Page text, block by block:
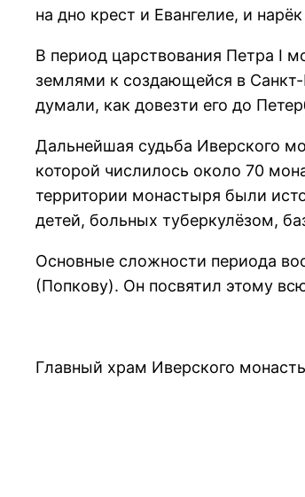
на дно крест и Евангелие, и
В период царствования Петра I
землями к создающейся в
думали, как довезти его до
Дальнейшая судьба Иверского
которой числилось около 70
территории монастыря были
детей, больных туберкулёзом,
Основные сложности периода
(Попкову). Он посвятил этому
Главный храм Иверского